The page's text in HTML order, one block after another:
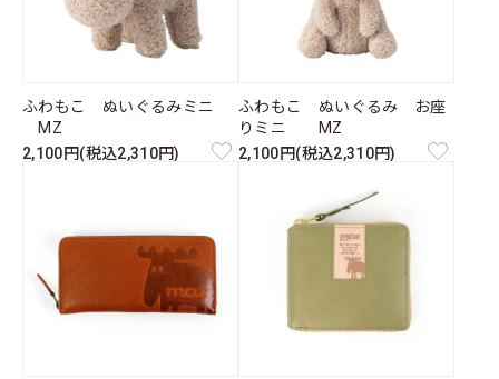
ふわもこ ぬいぐるみミニ
MZ
2,100円(税込2,310円)
ふわもこ ぬいぐるみ お座
りミニ MZ
2,100円(税込2,310円)